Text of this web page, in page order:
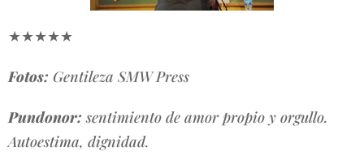
★★★★★
Fotos: Gentileza SMW Press
Pundonor:sentimiento de amor propio y orgullo.
Autoestima, dignidad.